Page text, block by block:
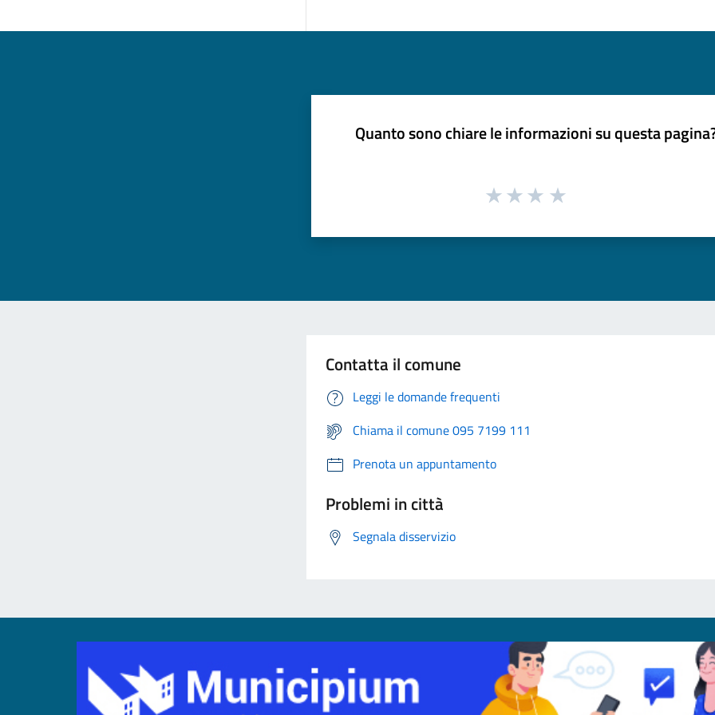
Quanto sono chiare le informazioni su questa
Contatta il comune
Leggi le domande frequenti
Chiama il comune 095 7199 111
Prenota un appuntamento
Problemi in città
Segnala disservizio